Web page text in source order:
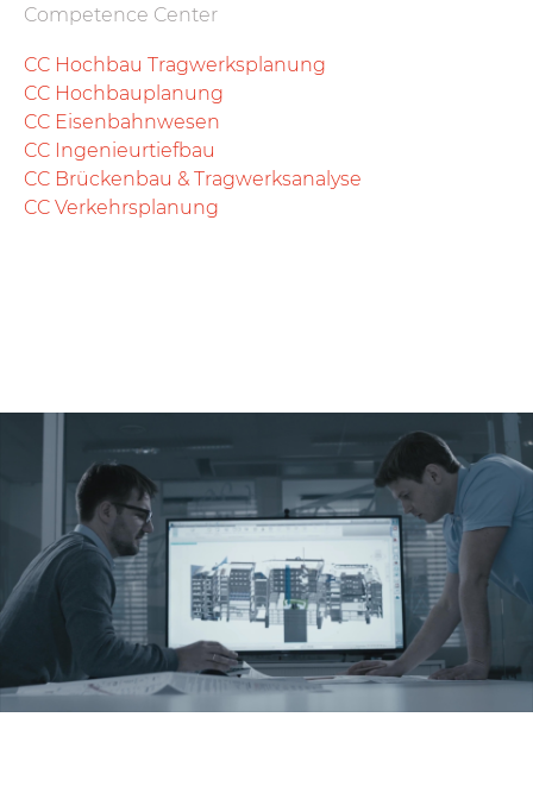
Competence Center
CC Hochbau Tragwerksplanung
CC Hochbauplanung
CC Eisenbahnwesen
CC Ingenieurtiefbau
CC Brückenbau & Tragwerksanalyse
CC Verkehrsplanung